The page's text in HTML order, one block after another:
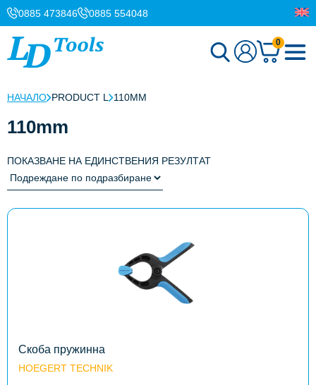
0885 473846 0885 554048
0
НАЧАЛО PRODUCT L 110MM
110mm
ПОКАЗВАНЕ НА ЕДИНСТВЕНИЯ РЕЗУЛТАТ
Скоба пружинна
HOEGERT TECHNIK
the
page